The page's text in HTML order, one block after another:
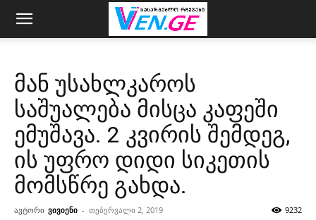
მან უსახლკაროს
საშუალება მისცა კაფეში
ემუშავა. 2 კვირის შემდეგ,
ის უფრო დიდი სიკეთის
მომსწრე გახდა.
ავტორი ვივიენი - თებერვალი 2, 2019 9232